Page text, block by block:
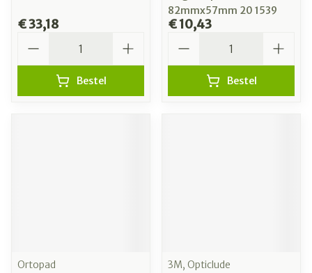
€ 33,18
Bestel
82mmx57mm 20 1539
€ 10,43
Bestel
Ortopad
3M, Opticlude